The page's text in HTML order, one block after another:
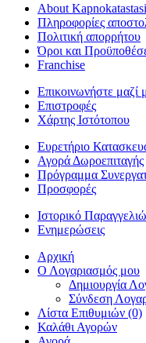
About
Πληροφορίες
Πολιτική απορρήτου
Όροι και
Franchise
Επικοινωνήστε μαζί
Επιστροφές
Χάρτης Ιστότοπου
Ευρετήριο
Αγορά Δωροεπιταγής
Πρόγραμμα
Προσφορές
Ιστορικό
Ενημερώσεις
Αρχική
Ο Λογαριασμός μου
Δημιουργία
Σύνδεση
Λίστα Επιθυμιών (0)
Καλάθι Αγορών